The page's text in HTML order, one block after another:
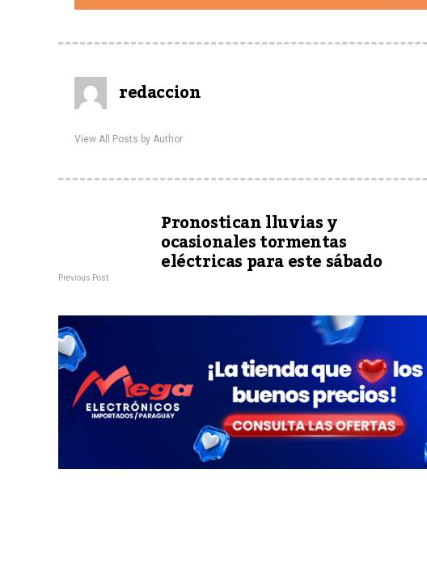
redaccion
View All Posts by Author
Pronostican lluvias y
ocasionales tormentas
eléctricas para este sábado
Previous Post